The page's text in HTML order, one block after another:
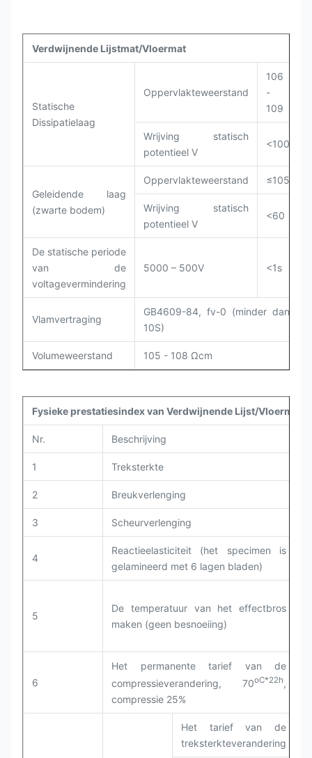
Verdwijnende Lijstmat/Vloermat
Statische
Dissipatielaag
Oppervlakteweerstand
106
-
109
Wrijving statisch
potentieel V
<100
Geleidende laag
(zwarte bodem)
Oppervlakteweerstand ≤105
Wrijving statisch
potentieel V
<60
De statische periode
van de
voltagevermindering
5000 – 500V <1s
Vlamvertraging
GB4609-84, fv-0 (minder dan
10S)
Volumeweerstand 105 - 108 Ωcm
Fysieke prestatiesindex van Verdwijnende Lijst/Vloermat
Nr. Beschrijving
1 Treksterkte
2 Breukverlenging
3 Scheurverlenging
4
Reactieelasticiteit (het specimen is
gelamineerd met 6 lagen bladen)
5
De temperatuur van het effectbros
maken (geen besnoeiing)
6
Het permanente tarief van de
compressieverandering, 70oC*22h,
compressie 25%
Het tarief van de
treksterkteverandering